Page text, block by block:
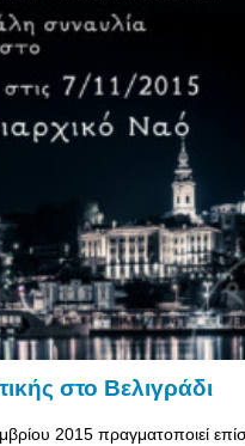
στο Βελιγράδι
2015 πραγματοποιεί